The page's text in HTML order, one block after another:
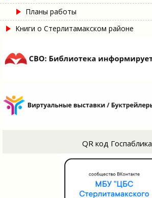
Планы работы
Книги о Стерлитамакском районе
QR код Госпаблика